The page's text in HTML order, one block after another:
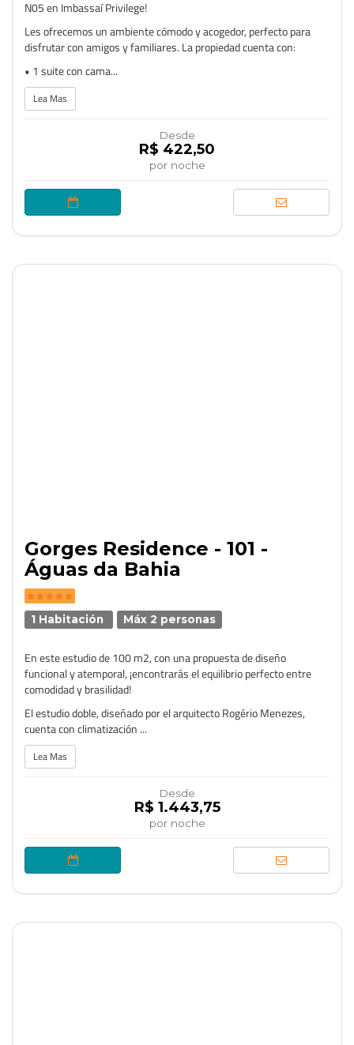
N05 en Imbassaí Privilege!
Les ofrecemos un ambiente cómodo y acogedor, perfecto para
disfrutar con amigos y familiares. La propiedad cuenta con:
• 1 suite con cama...
Lea Mas
Desde
R$ 422,50
por noche
Gorges Residence - 101 -
Águas da Bahia
1 Habitación Máx 2 personas
En este estudio de 100 m2, con una propuesta de diseño
funcional y atemporal, ¡encontrarás el equilibrio perfecto entre
comodidad y brasilidad!
El estudio doble, diseñado por el arquitecto Rogério Menezes,
cuenta con climatización ...
Lea Mas
Desde
R$ 1.443,75
por noche